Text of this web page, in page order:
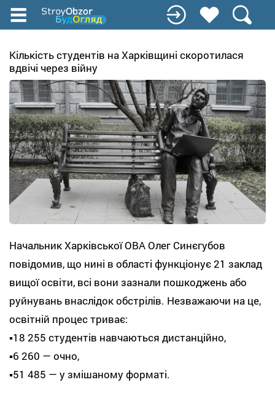
Перейти
содержанию
Кількість студентів на Харківщині скоротилася
вдвічі через війну
Начальник Харківської ОВА Олег Синєгубов
повідомив, що нині в області функціонує 21 заклад
вищої освіти, всі вони зазнали пошкоджень або
руйнувань внаслідок обстрілів. Незважаючи на це,
освітній процес триває:
▪️18 255 студентів навчаються дистанційно,
▪️6 260 — очно,
▪️51 485 — у змішаному форматі.